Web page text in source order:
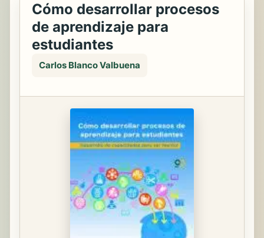
Cómo desarrollar procesos
de aprendizaje para
estudiantes
Carlos Blanco Valbuena